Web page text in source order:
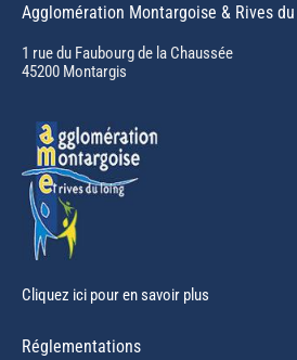
opens
in
new
Agglomération Montargoise & Rives
1 rue du Faubourg de la Chaussée
45200 Montargis
Cliquez ici pour en savoir plus
Réglementations